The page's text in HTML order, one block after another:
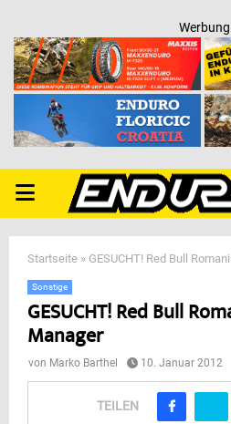
Werbung
PRIMARY
MENU
Startseite » GESUCHT! Red Bull
Sonstige
GESUCHT! Red Bull
Manager
von Marko Barthel 10. Januar 2012
TEILEN